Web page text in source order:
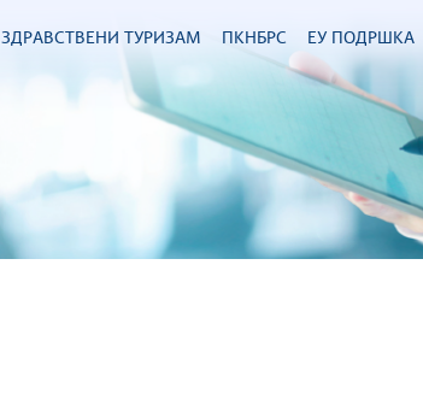
ЗДРАВСТВЕНИ ТУРИЗАМ ПКНБРС ЕУ ПОДРШКА